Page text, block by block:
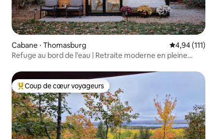
Cabane ⋅ Thomasburg Évaluation
4,94 (111)
Refuge au bord de l’eau | Retraite moderne en pleine
Coups de cœur voyageurs les plus appréciés
Coup de cœur voyageurs